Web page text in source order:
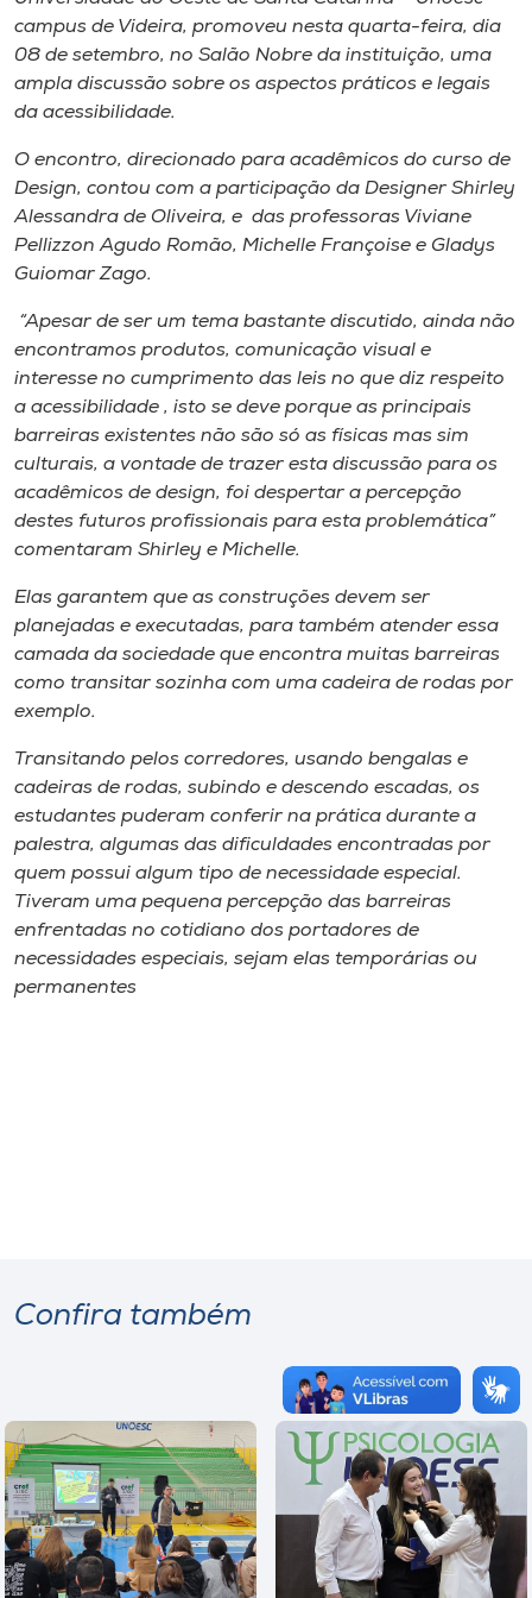
Unoesc
Store
Selecione
o idioma
A+
A-
campus de Videira, promoveu nesta quarta-feira, dia
08 de setembro, no Salão Nobre da instituição, uma
ampla discussão sobre os aspectos práticos e legais
da acessibilidade.
O encontro, direcionado para acadêmicos do curso de
Design, contou com a participação da Designer Shirley
Alessandra de Oliveira, e das professoras Viviane
Pellizzon Agudo Romão, Michelle Françoise e Gladys
Guiomar Zago.
“Apesar de ser um tema bastante discutido, ainda não
encontramos produtos, comunicação visual e
interesse no cumprimento das leis no que diz respeito
a acessibilidade , isto se deve porque as principais
barreiras existentes não são só as físicas mas sim
culturais, a vontade de trazer esta discussão para os
acadêmicos de design, foi despertar a percepção
destes futuros profissionais para esta problemática”
comentaram Shirley e Michelle.
Elas garantem que as construções devem ser
planejadas e executadas, para também atender essa
camada da sociedade que encontra muitas barreiras
como transitar sozinha com uma cadeira de rodas por
exemplo.
Transitando pelos corredores, usando bengalas e
cadeiras de rodas, subindo e descendo escadas, os
estudantes puderam conferir na prática durante a
palestra, algumas das dificuldades encontradas por
quem possui algum tipo de necessidade especial.
Tiveram uma pequena percepção das barreiras
enfrentadas no cotidiano dos portadores de
necessidades especiais, sejam elas temporárias ou
permanentes
Confira também